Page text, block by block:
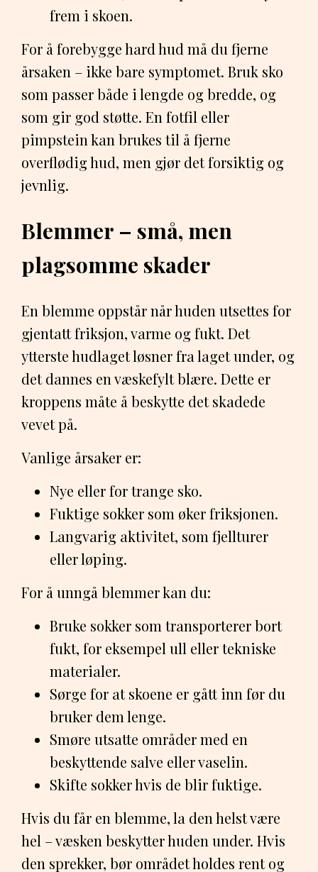
frem i skoen.
For å forebygge hard hud må du fjerne
årsaken – ikke bare symptomet. Bruk sko
som passer både i lengde og bredde, og
som gir god støtte. En fotfil eller
pimpstein kan brukes til å fjerne
overflødig hud, men gjør det forsiktig og
jevnlig.
Blemmer – små, men
plagsomme skader
En blemme oppstår når huden utsettes for
gjentatt friksjon, varme og fukt. Det
ytterste hudlaget løsner fra laget under, og
det dannes en væskefylt blære. Dette er
kroppens måte å beskytte det skadede
vevet på.
Vanlige årsaker er:
Nye eller for trange sko.
Fuktige sokker som øker friksjonen.
Langvarig aktivitet, som fjellturer
eller løping.
For å unngå blemmer kan du:
Bruke sokker som transporterer bort
fukt, for eksempel ull eller tekniske
materialer.
Sørge for at skoene er gått inn før du
bruker dem lenge.
Smøre utsatte områder med en
beskyttende salve eller vaselin.
Skifte sokker hvis de blir fuktige.
Hvis du får en blemme, la den helst være
hel – væsken beskytter huden under. Hvis
den sprekker, bør området holdes rent og